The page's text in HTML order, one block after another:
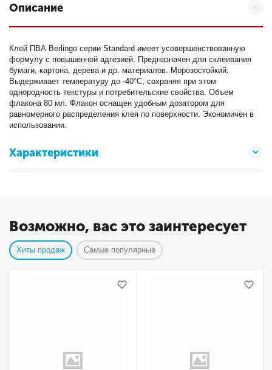
Описание
Клей ПВА Berlingo серии Standard имеет усовершенствованную
формулу с повышенной адгезией. Предназначен для склеивания
бумаги, картона, дерева и др. материалов. Морозостойкий.
Выдерживает температуру до -40°С, сохраняя при этом
однородность текстуры и потребительские свойства. Объем
флакона 80 мл. Флакон оснащен удобным дозатором для
равномерного распределения клея по поверхности. Экономичен в
использовании.
Характеристики
Возможно, вас это заинтересует
Хиты продаж Самые популярные